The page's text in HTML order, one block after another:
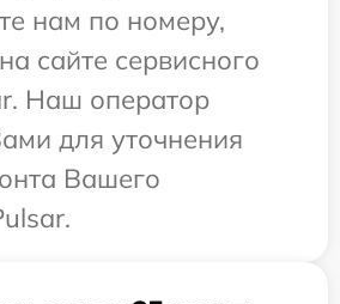
нам по номеру,
сайте сервисного
Наш оператор
для уточнения
Вашего